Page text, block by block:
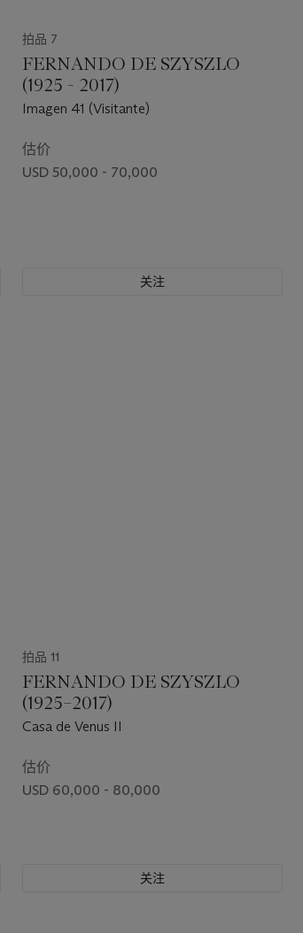
拍品 7
FERNANDO DE SZYSZLO
(1925 - 2017)
Imagen 41 (Visitante)
估价
USD 50,000 - 70,000
关注
拍品 11
FERNANDO DE SZYSZLO
(1925–2017)
Casa de Venus II
估价
USD 60,000 - 80,000
关注